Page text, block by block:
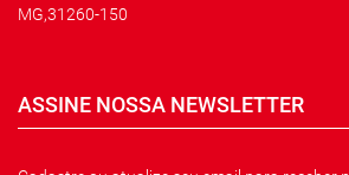
MG,31260-150
ASSINE NOSSA NEWSLETTER